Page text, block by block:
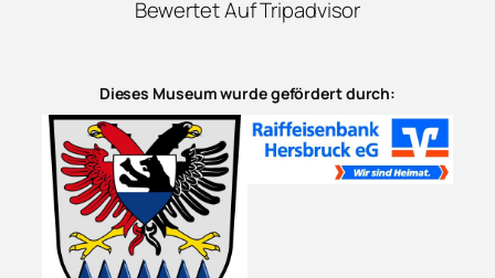
Bewertet Auf Tripadvisor
Dieses Museum wurde gefördert durch: